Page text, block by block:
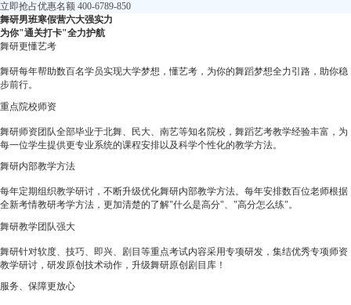
立即抢占优惠名额 400-6789-850
舞研男班寒假营六大强实力
为你"通关打卡"全力护航
舞研更懂艺考
舞研每年帮助数百名学员实现大学梦想，懂艺考，为你的舞蹈梦想全力引路，助你稳
步前行。
重点院校师资
舞研师资团队全部毕业于北舞、民大、南艺等知名院校，舞蹈艺考教学经验丰富，为
每一位学生提供更专业系统的课程安排以及科学个性化的教学方法。
舞研内部教学方法
每年定期组织教学研讨，不断升级优化舞研内部教学方法。每年安排数百位老师根据
全新考情教研考学方法，更加清楚的了解"什么是高分"、"高分怎么练"。
舞研教学团队强大
舞研针对软度、技巧、即兴、剧目等重点考试内容采用专项研发，集结优秀专项师资
教学研讨，研发原创技术动作，升级舞研原创剧目库！
服务、保障更放心